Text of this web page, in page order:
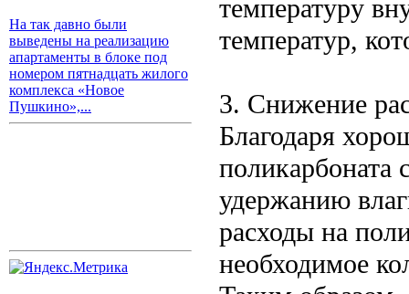
На так давно были
выведены на реализацию
апартаменты в блоке под
номером пятнадцать жилого
комплекса «Новое
Пушкино»,...
температуру
температур,
3. Снижение
Благодаря
поликарбоната
удержанию
расходы на
необходимое